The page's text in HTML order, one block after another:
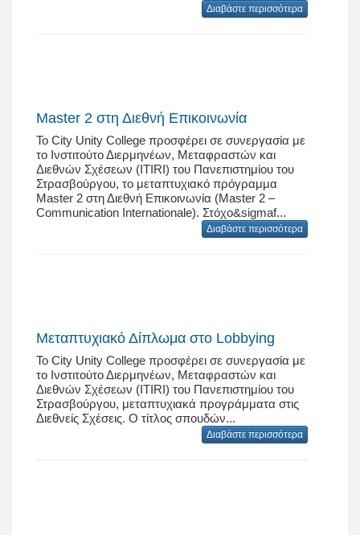
Διαβάστε περισσότερα
Master 2 στη Διεθνή Επικοινωνία
Το City Unity College προσφέρει σε συνεργασία με
το Ινστιτούτο Διερμηνέων, Μεταφραστών και
Διεθνών Σχέσεων (ITIRI) του Πανεπιστημίου του
Στρασβούργου, το μεταπτυχιακό πρόγραμμα
Master 2 στη Διεθνή Επικοινωνία (Master 2 –
Communication Internationale). Στόχο&sigmaf...
Διαβάστε περισσότερα
Μεταπτυχιακό Δίπλωμα στο Lobbying
Το City Unity College προσφέρει σε συνεργασία με
το Ινστιτούτο Διερμηνέων, Μεταφραστών και
Διεθνών Σχέσεων (ITIRI) του Πανεπιστημίου του
Στρασβούργου, μεταπτυχιακά προγράμματα στις
Διεθνείς Σχέσεις. O τίτλος σπουδών...
Διαβάστε περισσότερα